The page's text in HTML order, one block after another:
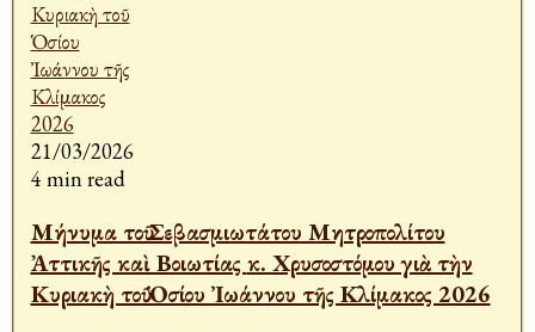
21/03/2026
4 min read
Μήνυμα τοῦ Σεβασμιωτάτου Μητροπολίτου
Ἀττικῆς καὶ Βοιωτίας κ. Χρυσοστόμου γιὰ τὴν
Κυριακὴ τοῦ Ὁσίου Ἰωάννου τῆς Κλίμακος 2026